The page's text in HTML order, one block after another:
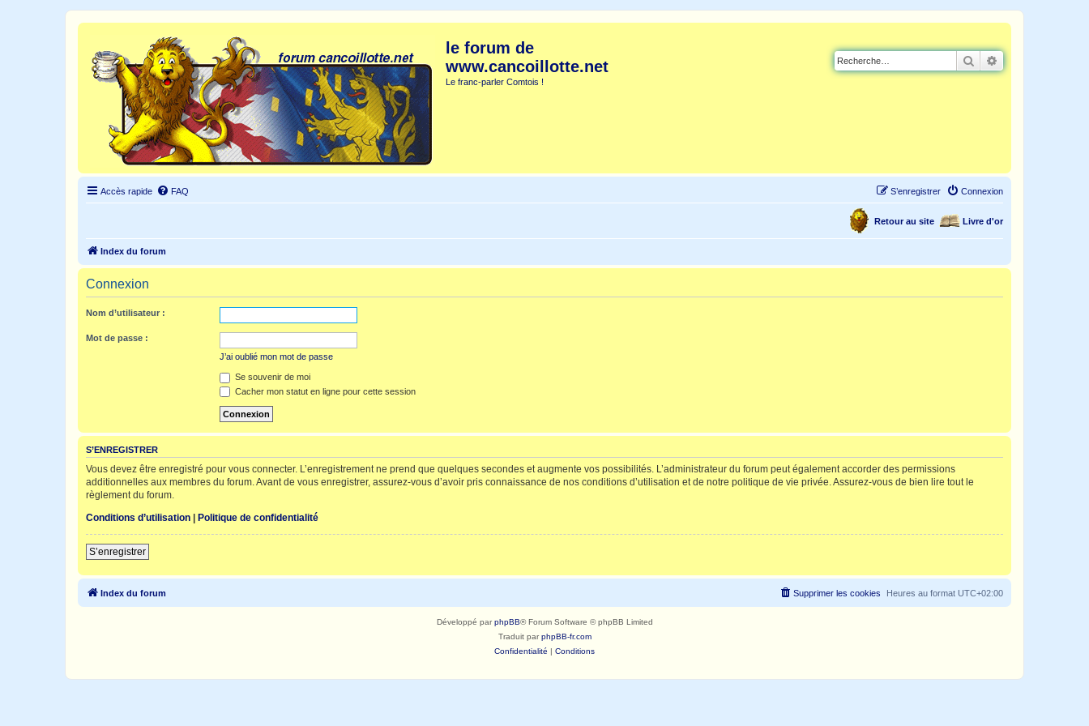
le forum de
www.cancoillotte.net
Le franc-parler Comtois !
Rechercher
Accès rapide FAQ Connexion
S’enregistrer
Livre d'or
Retour au site
Index du forum
Connexion
Nom d’utilisateur :
Mot de passe :
J’ai oublié mon mot de passe
Se souvenir de moi
Cacher mon statut en ligne pour cette session
S’ENREGISTRER
Vous devez être enregistré pour vous connecter. L’enregistrement ne prend que quelques secondes et augmente vos possibilités. L’administrateur du forum peut également accorder des permissions
additionnelles aux membres du forum. Avant de vous enregistrer, assurez-vous d’avoir pris connaissance de nos conditions d’utilisation et de notre politique de vie privée. Assurez-vous de bien lire tout le
règlement du forum.
Conditions d’utilisation | Politique de confidentialité
S’enregistrer
Index du forum Heures au format UTC+02:00
Supprimer les cookies
Développé parphpBB® Forum Software © phpBB Limited
Traduit parphpBB-fr.com
Confidentialité | Conditions